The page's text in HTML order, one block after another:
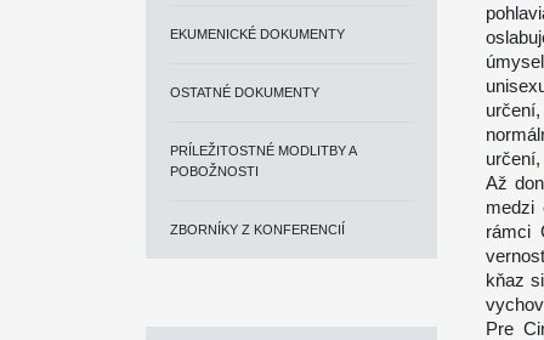
EKUMENICKÉ DOKUMENTY
OSTATNÉ DOKUMENTY
PRÍLEŽITOSTNÉ MODLITBY A
POBOŽNOSTI
ZBORNÍKY Z KONFERENCIÍ
Až
medzi
rámci
kňaz
Pre